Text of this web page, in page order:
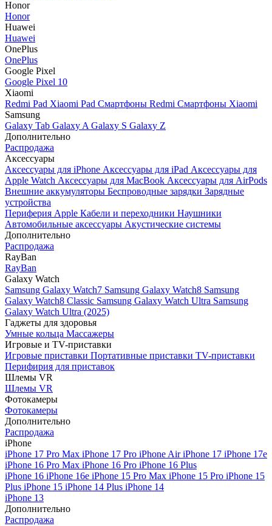
Honor
Honor
Huawei
Huawei
OnePlus
OnePlus
Google Pixel
Google Pixel 10
Xiaomi
Redmi Pad Xiaomi Pad Смартфоны Redmi Смартфоны Xiaomi
Samsung
Galaxy Tab Galaxy A Galaxy S Galaxy Z
Дополнительно
Распродажа
Аксессуары
Аксессуары для iPhone Аксессуары для iPad Аксессуары для
Apple Watch Аксессуары для MacBook Аксессуары для AirPods
Внешние аккумуляторы Беспроводные зарядки Зарядные
устройства
Периферия Apple Кабели и переходники Наушники
Автомобильные аксессуары Акустические системы
Дополнительно
Распродажа
RayBan
RayBan
Galaxy Watch
Samsung Galaxy Watch7 Samsung Galaxy Watch8 Samsung
Galaxy Watch8 Classic Samsung Galaxy Watch Ultra Samsung
Galaxy Watch Ultra (2025)
Гаджеты для здоровья
Умные кольца Массажеры
Игровые и TV-приставки
Игровые приставки Портативные приставки TV-приставки
Перифирия для приставок
Шлемы VR
Шлемы VR
Фотокамеры
Фотокамеры
Дополнительно
Распродажа
iPhone
iPhone 17 Pro Max iPhone 17 Pro iPhone AiriPhone 17 iPhone 17e
iPhone 16 Pro Max iPhone 16 Pro iPhone 16 Plus
iPhone 16 iPhone 16e iPhone 15 Pro Max iPhone 15 Pro iPhone 15
Plus iPhone 15 iPhone 14 Plus iPhone 14
iPhone 13
Дополнительно
Распродажа